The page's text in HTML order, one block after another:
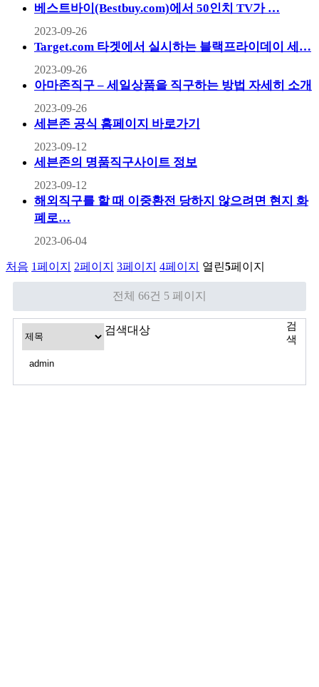
베스트바이(Bestbuy.com)에서 50인치 TV가 …
2023-09-26
Target.com 타겟에서 실시하는 블랙프라이데이 세…
2023-09-26
아마존직구 – 세일상품을 직구하는 방법 자세히 소개
2023-09-26
세븐존 공식 홈페이지 바로가기
2023-09-12
세븐존의 명품직구사이트 정보
2023-09-12
해외직구를 할 때 이중환전 당하지 않으려면 현지 화
폐로…
2023-06-04
처음 1페이지 2페이지 3페이지 4페이지 열린5페이지
전체 66건 5 페이지
검색대상
검
색